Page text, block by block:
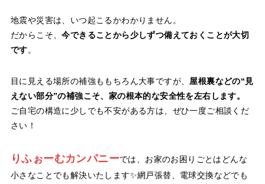
地震や災害は、いつ起こるかわかりません。
だからこそ、今できることから少しずつ備えておくことが大切
です。
目に見える場所の補強ももちろん大事ですが、 屋根裏などの“見
えない部分”の補強こそ、家の根本的な安全性を左右します。
ご自宅の構造に少しでも不安がある方は、ぜひ一度ご相談くだ
さい！
りふぉーむカンパニーでは、お家のお困りごとはどんな
小さなことでも解決いたします✨網戸張替、電球交換などでも